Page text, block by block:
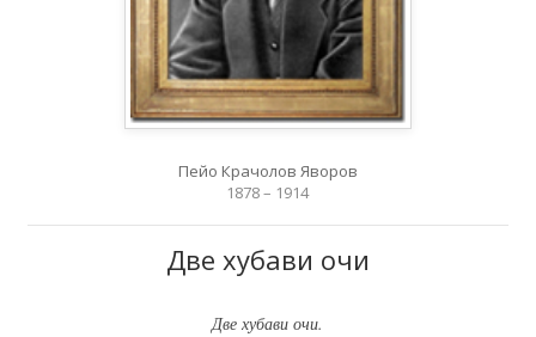
Пейо Крачолов Яворов
1878 – 1914
Две хубави очи
Две хубави очи.